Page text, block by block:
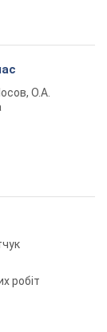
О.А.
робіт